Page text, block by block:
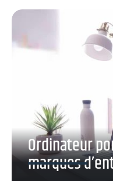
Ordinateur
marques